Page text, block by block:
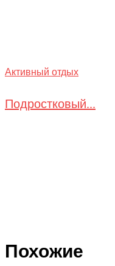
Активный отдых
Подростковый...
Похожие